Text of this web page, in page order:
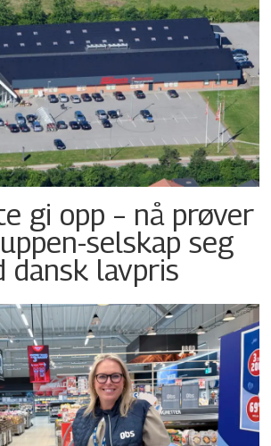
gi opp – nå prøver
selskap seg
dansk lavpris